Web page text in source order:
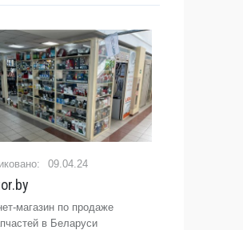
09.04.24
магазин по продаже
в Беларуси